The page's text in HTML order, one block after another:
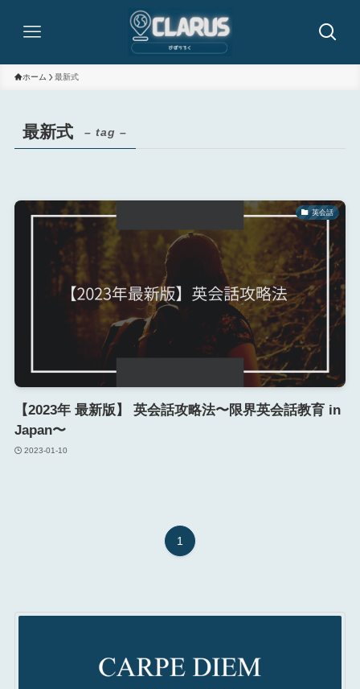
ホーム 最新式
最新式 – tag –
英会話
【2023年 最新版】 英会話攻略法〜限界英会話教育 in
Japan〜
2023-01-10
1